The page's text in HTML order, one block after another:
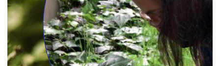
Ados-adultes | Bibliothèque de Watermael, Espace Delvaux |
14H15 – 17H15 Atelier d’écriture Et si le parc était une forêt
sombre et dense ?Si le buisson était une jungle
infranchissable […]